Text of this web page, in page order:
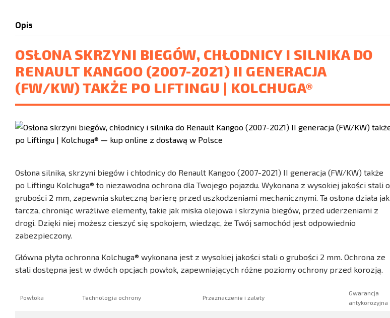
Opis
OSŁONA SKRZYNI BIEGÓW, CHŁODNICY I SILNIKA DO
RENAULT KANGOO (2007-2021) II GENERACJA
(FW/KW) TAKŻE PO LIFTINGU | KOLCHUGA®
Osłona silnika, skrzyni biegów i chłodnicy do Renault Kangoo (2007-2021) II generacja (FW/KW) także
po Liftingu Kolchuga® to niezawodna ochrona dla Twojego pojazdu. Wykonana z wysokiej jakości stali o
grubości 2 mm, zapewnia skuteczną barierę przed uszkodzeniami mechanicznymi. Ta osłona działa jak
tarcza, chroniąc wrażliwe elementy, takie jak miska olejowa i skrzynia biegów, przed uderzeniami z
drogi. Dzięki niej możesz cieszyć się spokojem, wiedząc, że Twój samochód jest odpowiednio
zabezpieczony.
Główna płyta ochronna Kolchuga® wykonana jest z wysokiej jakości stali o grubości 2 mm. Ochrona ze
stali dostępna jest w dwóch opcjach powłok, zapewniających różne poziomy ochrony przed korozją.
Powłoka Technologia ochrony Przeznaczenie i zalety
Gwarancja
antykorozyjna